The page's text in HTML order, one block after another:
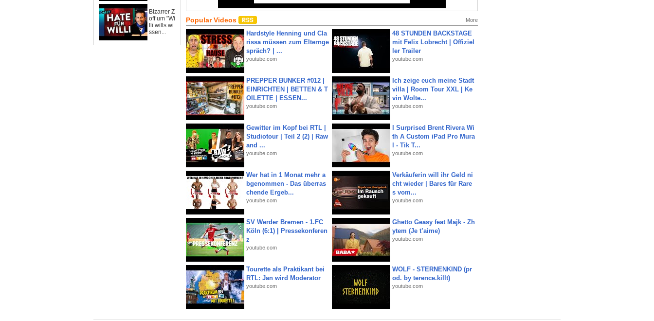
Bizarrer Z
off um "Wi
lli wills wi
ssen...
Popular Videos More
Hardstyle Henning und Cla
rissa müssen zum Elternge
spräch? | ...
youtube.com
48 STUNDEN BACKSTAGE
mit Felix Lobrecht | Offiziel
ler Trailer
youtube.com
PREPPER BUNKER #012 |
EINRICHTEN | BETTEN & T
OILETTE | ESSEN...
youtube.com
Ich zeige euch meine Stadt
villa | Room Tour XXL | Ke
vin Wolte...
youtube.com
Gewitter im Kopf bei RTL |
Studiotour | Teil 2 (2) | Raw
and ...
youtube.com
I Surprised Brent Rivera Wi
th A Custom iPad Pro Mura
l - Tik T...
youtube.com
Wer hat in 1 Monat mehr a
bgenommen - Das überras
chende Ergeb...
youtube.com
Verkäuferin will ihr Geld ni
cht wieder | Bares für Rare
s vom...
youtube.com
SV Werder Bremen - 1.FC
Köln (6:1) | Pressekonferen
z
youtube.com
Ghetto Geasy feat Majk - Zh
ytem (Je t’aime)
youtube.com
Tourette als Praktikant bei
RTL: Jan wird Moderator
youtube.com
WOLF - STERNENKIND (pr
od. by terence.killt)
youtube.com